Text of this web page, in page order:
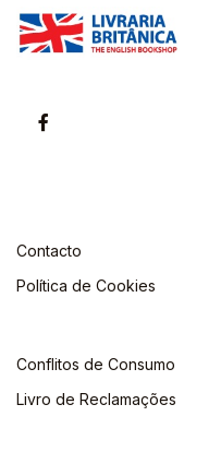
Contacto
Política de Cookies
Conflitos de Consumo
Livro de Reclamações